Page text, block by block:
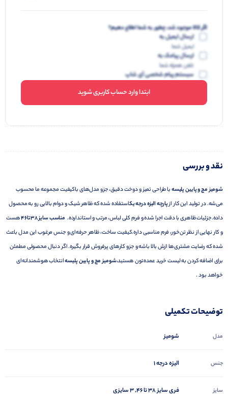
اگر کالا موجود شد، چطور به شما اطلاع دهیم؟
ارسال ایمیل به
ایمیل شما
ارسال پیامک به
تلفن همراه شما
سیستم پیام شخصی آی شاپ
ابتدا وارد حساب کاربری شوید
نقد و بررسی
شومیز مچ و پایین پلیسهبا طراحی تمیز و دوخت دقیق، جزو مدل‌های باکیفیت مجموعه ما محسوب
می‌شه. در تولید این کار ازپارچه الیزه درجه یکاستفاده شده که ظاهر شیک و دوام بالایی رو به محصول
داده.جزئیات ظاهری با دقت اجرا شده و فرم کلی لباس، مرتب و استاندارده. مناسب سایز 38تا46
هست
و کار نهایی از نظر تن‌خور، فرم مناسبی داره.کیفیت ساخت، ظاهر حرفه‌ای و جنس مرغوب این مدل باعث
شده که رضایت مشتری‌ها ازش بالا باشه و جزو کارهای پرفروش قرار بگیره. اگر دنبال محصولی مطمئن
برای اضافه کردن به لیست خرید عمده‌تون هستید،شومیز مچ و پایین پلیسهانتخاب هوشمندانه‌ای
خواهد بود .
توضیحات تکمیلی
مدل شومیز
جنس الیزه درجه 1
سایز فری سایز 38 تا 46, 3 سایزی